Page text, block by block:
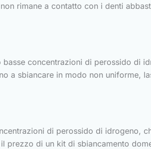
rimane a contatto con i denti
concentrazioni di perossido di
a sbiancare in modo non uniforme,
di perossido di idrogeno,
prezzo di un kit di sbiancamento